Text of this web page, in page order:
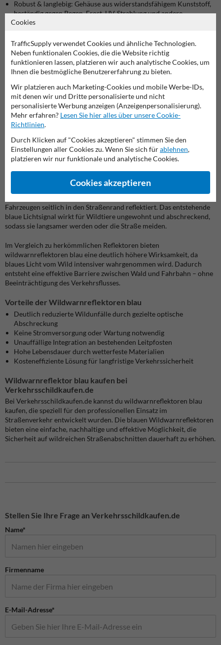
Robust & langlebig: Gehäuse aus widerstandsfähigem Kunststoff,
beständig gegen Regen, Frost, UV-Strahlung und andere
Witterungseinflüsse.
Leitpfostens, exakt im roten Bereich auf der Rückseite.
Anwendung der Wildwarnreflektoren blau
Die blauen Wildwarnreflektoren werden direkt an bestehenden
Durch die passive Lichtreflexion arbeiten sie zuverlässig bei
Dunkelheit, Dämmerung und schlechten Sichtverhältnissen.
Montage an der Seite eines Leitpfostens (Rückseite, roter Bereich)
Ideal für Straßen in waldreichen Regionen und ländlichen
Gebieten
Geeignet für Bundesstraßen, Landstraßen und kommunale
Verkehrswege
Ganzjährig einsetzbar – unabhängig von Wetter und Jahreszeit
Ein Wildwarnreflektor blau ist ein passives
Fahrzeugen seitlich in den Straßenrand reflektiert. Das entstehende
blaue Lichtsignal wirkt für Wildtiere ungewohnt und abschreckend,
sodass sie langsamer werden oder die Straße meiden.
Im Vergleich zu herkömmlichen Reflektoren bieten
wildwarnreflektoren blau eine deutlich höhere Wirksamkeit, da
blaues Licht vom Wild intensiver wahrgenommen wird. Dadurch
entsteht eine effektive Barriere zwischen Wald und Fahrbahn – ohne
Beeinträchtigung des Verkehrsflusses.
Vorteile der Wildwarnreflektoren blau
Deutlich reduzierte Wildunfälle durch gezielte optische
Abschreckung
Keine Stromversorgung oder Wartung notwendig
Unauffällige Integration an bestehenden Leitpfosten
Hohe Lebensdauer durch wetterfeste Materialien
Kosteneffiziente Lösung für langfristige Verkehrssicherheit
Wildwarnreflektor blau kaufen bei
Verkehrsschildkaufen.de
Bei Verkehrsschildkaufen.de kannst du wildwarnreflektoren blau
kaufen, die speziell für den professionellen Einsatz im
Straßenverkehr entwickelt wurden. Die blauen Wildwarnreflektoren
bieten eine einfache, nachhaltige und effektive Möglichkeit, die
Sicherheit auf wildreichen Straßenabschnitten dauerhaft zu erhöhen.
Stellen Sie Ihre Frage an Verkehrsschildkaufen.de
Name*
Firmenname
E-Mail-Adresse*
Cookies
TrafficSupply verwendet Cookies und ähnliche Technologien.
Neben funktionalen Cookies, die die Website richtig
funktionieren lassen, platzieren wir auch analytische Cookies, um
Ihnen die bestmögliche Benutzererfahrung zu bieten.
Wir platzieren auch Marketing-Cookies und mobile Werbe-IDs,
mit denen wir und Dritte personalisierte und nicht
personalisierte Werbung anzeigen (Anzeigenpersonalisierung).
Mehr erfahren? Lesen Sie hier alles über unsere Cookie-
Richtlinien.
Durch Klicken auf "Cookies akzeptieren" stimmen Sie den
Einstellungen aller Cookies zu. Wenn Sie sich fürablehnen,
platzieren wir nur funktionale und analytische Cookies.
Cookies akzeptieren